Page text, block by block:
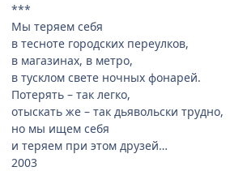
***
Мы теряем себя
в тесноте городских переулков,
в магазинах, в метро,
в тусклом свете ночных фонарей.
Потерять – так легко,
отыскать же – так дьявольски трудно,
но мы ищем себя
и теряем при этом друзей…
2003